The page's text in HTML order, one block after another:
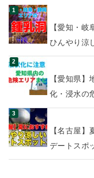
【愛知・岐
ひんやり涼
【愛知県
化・浸水の
【名古屋
デートスポ